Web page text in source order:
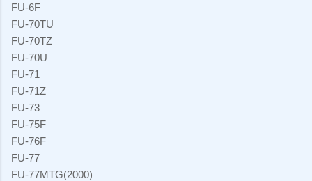
FU-6F
FU-70TU
FU-70TZ
FU-70U
FU-71
FU-71Z
FU-73
FU-75F
FU-76F
FU-77
FU-77MTG(2000)